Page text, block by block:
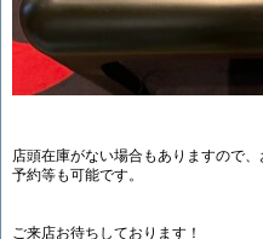
店頭在庫がない場合もありますので、
予約等も可能です。
ご来店お待ちしております！